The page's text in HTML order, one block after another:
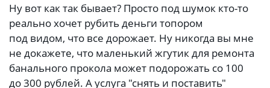
Ну вот как так бывает? Просто под шумок кто-то
реально хочет рубить деньги топором
под видом, что все дорожает. Ну никогда вы мне
не докажете, что маленький жгутик для ремонта
банального прокола может подорожать со 100
до 300 рублей. А услуга "снять и поставить"